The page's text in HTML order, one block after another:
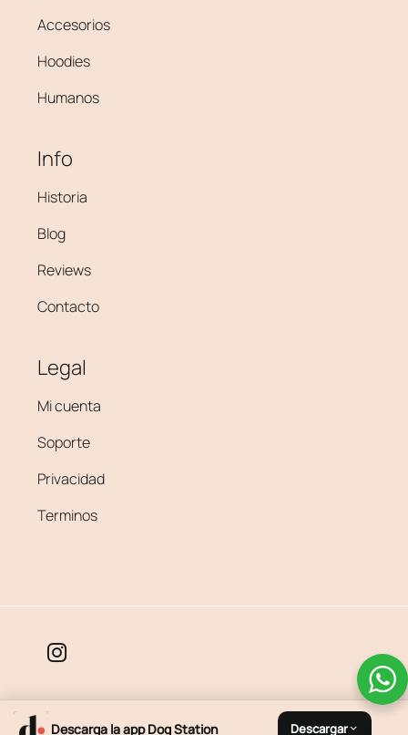
Accesorios
Hoodies
Humanos
Info
Historia
Blog
Reviews
Contacto
Legal
Mi cuenta
Soporte
Privacidad
Terminos
Google PayU
Descarga la app Dog Station Descargar